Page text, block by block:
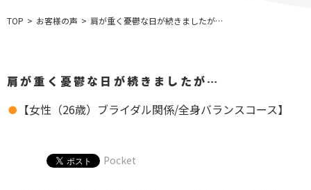
料金メニュー
お客様の声
お知らせ
TOP > お客様の声 > 肩が重く憂鬱な日が続きましたが…
肩が重く憂鬱な日が続きましたが…
【女性（26歳）ブライダル関係/全身バランスコース】
Pocket